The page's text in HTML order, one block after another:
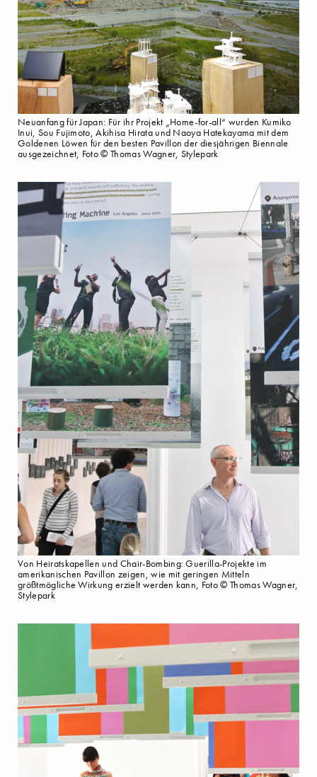
Neuanfang für Japan: Für ihr Projekt „Home-for-all“ wurden Kumiko
Inui, Sou Fujimoto, Akihisa Hirata und Naoya Hatekayama mit dem
Goldenen Löwen für den besten Pavillon der diesjährigen Biennale
ausgezeichnet, Foto © Thomas Wagner, Stylepark
Von Heiratskapellen und Chair-Bombing: Guerilla-Projekte im
amerikanischen Pavillon zeigen, wie mit geringen Mitteln
größtmögliche Wirkung erzielt werden kann, Foto © Thomas Wagner,
Stylepark